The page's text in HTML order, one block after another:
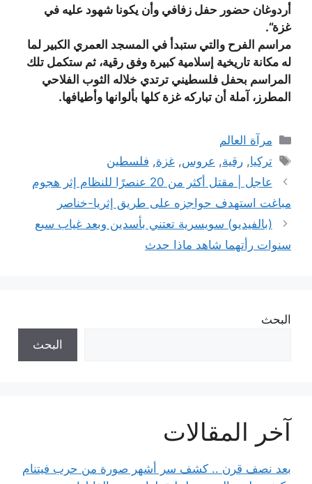
أردوغان حضور حفل زفافي وأن يكونا شهود عليه في
غزة“.
مراسم الفرح والتي ستبدأ في المسجد العمري الكبير لما
له مكانة تاريخية إسلامية كبيرة وفق رقية، ثم ستكمل تلك
المراسم بحفل فلسطيني ترتدي خلاله الثوب الفلاحي
المطرز، آملة أن تباركه غزة كلها بألوانها وأطيافها.
التصنيفات
مرآة العالم
الوسوم
تركيا,رقية, عروس,غزة, فلسطين
عاجل | مقتل أكثر من 20 عنصرًا للنظام إثر هجوم
مباغت استهدف حواجزه على طريق إثريا-خناصر
(بالفيديو) سويسرية تعتني بأسدين وبعد غياب سبع
سنوات رأتهما شاهد ماذا حدث
البحث
البحث
آخر المقالات
بعد نصف قرن .. كشف سر أشهر صورة من حرب فيتنام